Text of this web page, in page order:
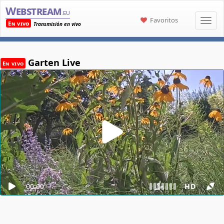
Webstream .eu
En vivo
Transmisión en vivo Favoritos
En vivo Garten Live
00:00 HD